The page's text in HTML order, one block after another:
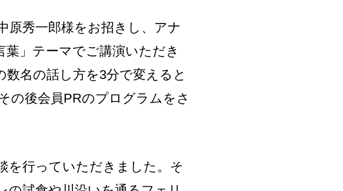
原秀一郎様をお招きし、アナ
」テーマでご講演いただき
名の話し方を3分で変えると
の後会員PRのプログラムをさ
を行っていただきました。そ